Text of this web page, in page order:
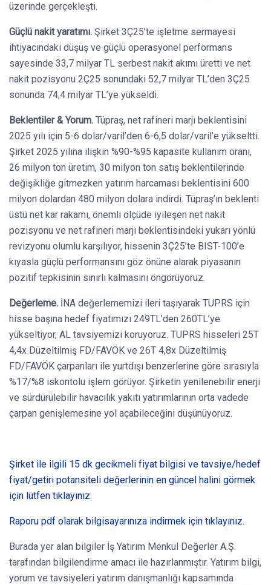
üzerinde gerçekleşti.
Güçlü nakit yaratımı. Şirket 3Ç25’te işletme sermayesi
ihtiyacındaki düşüş ve güçlü operasyonel performans
sayesinde 33,7 milyar TL serbest nakit akımı üretti ve net
nakit pozisyonu 2Ç25 sonundaki 52,7 milyar TL’den 3Ç25
sonunda 74,4 milyar TL’ye yükseldi.
Beklentiler & Yorum. Tüpraş, net rafineri marjı beklentisini
2025 yılı için 5-6 dolar/varil’den 6-6,5 dolar/varil’e yükseltti.
Şirket 2025 yılına ilişkin %90-%95 kapasite kullanım oranı,
26 milyon ton üretim, 30 milyon ton satış beklentilerinde
değişikliğe gitmezken yatırım harcaması beklentisini 600
milyon dolardan 480 milyon dolara indirdi. Tüpraş’ın beklenti
üstü net kar rakamı, önemli ölçüde iyileşen net nakit
pozisyonu ve net rafineri marjı beklentisindeki yukarı yönlü
revizyonu olumlu karşılıyor, hissenin 3Ç25’te BIST-100’e
kıyasla güçlü performansını göz önüne alarak piyasanın
pozitif tepkisinin sınırlı kalmasını öngörüyoruz.
Değerleme. İNA değerlememizi ileri taşıyarak TUPRS için
hisse başına hedef fiyatımızı 249TL’den 260TL’ye
yükseltiyor, AL tavsiyemizi koruyoruz. TUPRS hisseleri 25T
4,4x Düzeltilmiş FD/FAVÖK ve 26T 4,8x Düzeltilmiş
FD/FAVÖK çarpanları ile yurtdışı benzerlerine göre sırasıyla
%17/%8 iskontolu işlem görüyor. Şirketin yenilenebilir enerji
ve sürdürülebilir havacılık yakıtı yatırımlarının orta vadede
çarpan genişlemesine yol açabileceğini düşünüyoruz.
Şirket ile ilgili 15 dk gecikmeli fiyat bilgisi ve tavsiye/hedef
fiyat/getiri potansiteli değerlerinin en güncel halini görmek
için lütfen tıklayınız.
Raporu pdf olarak bilgisayarınıza indirmek için tıklayınız.
Burada yer alan bilgiler İş Yatırım Menkul Değerler A.Ş.
tarafından bilgilendirme amacı ile hazırlanmıştır. Yatırım bilgi,
yorum ve tavsiyeleri yatırım danışmanlığı kapsamında